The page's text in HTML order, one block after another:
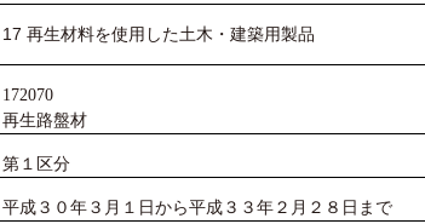
17 再生材料を使用した土木・建築用製品
172070
再生路盤材
第１区分
平成３０年３月１日から平成３３年２月２８日まで